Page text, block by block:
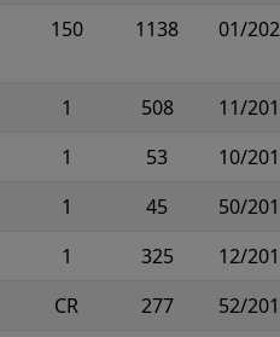
150 1138 01/
1 508
11/
1 53
10/
1 45
50/
1 325
12/
CR 277
52/